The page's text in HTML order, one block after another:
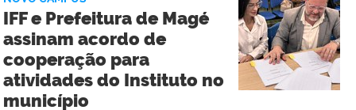
Comunicação
Social
do
Campus
Maricá
IFF e Prefeitura de Magé
assinam acordo de
cooperação para
atividades do Instituto no
município